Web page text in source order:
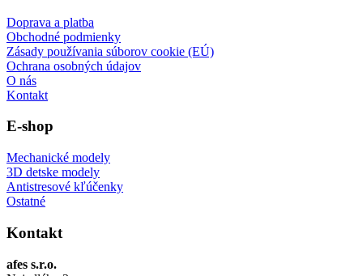
Doprava a platba
Obchodné podmienky
Zásady používania súborov cookie (EÚ)
Ochrana osobných údajov
O nás
Kontakt
E-shop
Mechanické modely
3D detske modely
Antistresové kľúčenky
Ostatné
Kontakt
afes s.r.o.